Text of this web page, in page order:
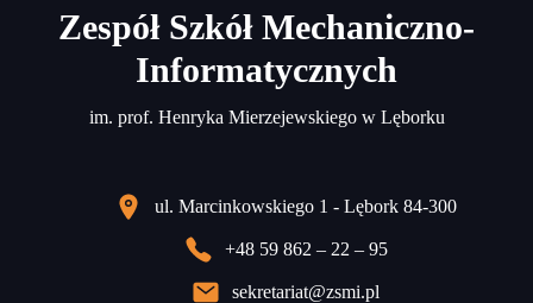
Zespół Szkół Mechaniczno-
Informatycznych
im. prof. Henryka Mierzejewskiego w Lęborku
ul. Marcinkowskiego 1 - Lębork 84-300
+48 59 862 – 22 – 95
sekretariat@zsmi.pl